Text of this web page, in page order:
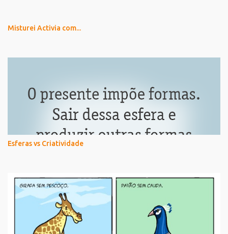
Misturei Activia com...
Esferas vs Criatividade